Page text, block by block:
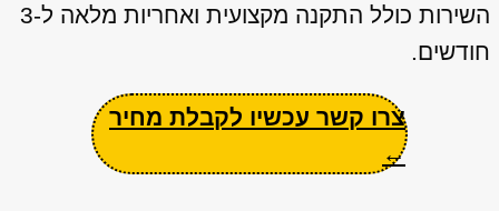
השירות כולל התקנה מקצועית ואחריות מלאה ל-3
חודשים.
צרו קשר עכשיו לקבלת מחיר
←